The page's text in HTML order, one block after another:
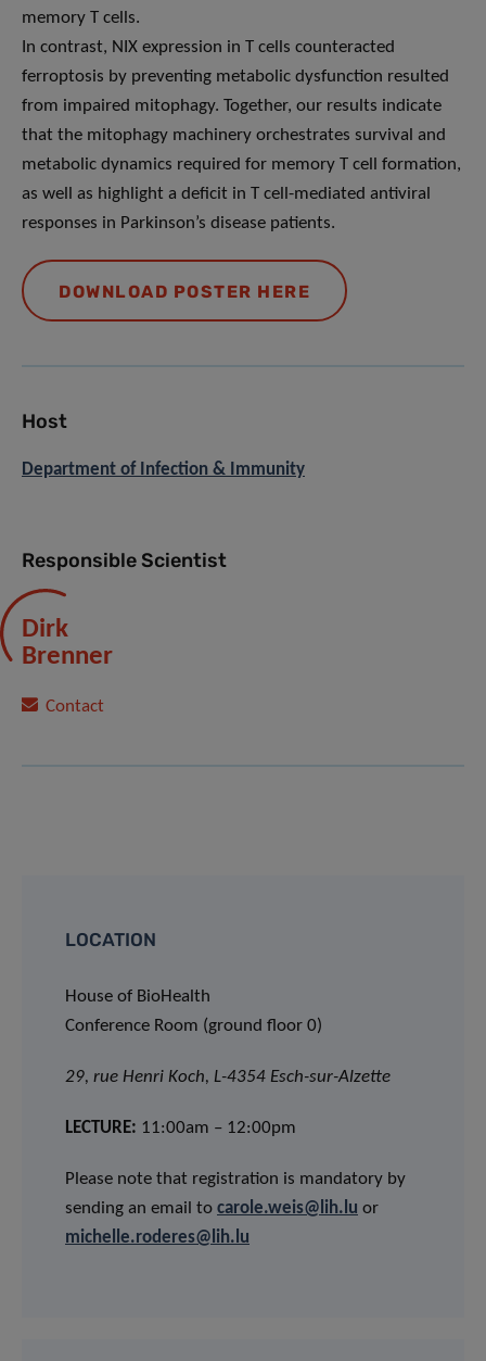
memory T cells.
In contrast, NIX expression in T cells counteracted
ferroptosis by preventing metabolic dysfunction resulted
from impaired mitophagy. Together, our results indicate
that the mitophagy machinery orchestrates survival and
metabolic dynamics required for memory T cell formation,
as well as highlight a deficit in T cell-mediated antiviral
responses in Parkinson’s disease patients.
DOWNLOAD POSTER HERE
Host
Department of Infection & Immunity
Responsible Scientist
Dirk
Brenner
Contact
LOCATION
House of BioHealth
Conference Room (ground floor 0)
29, rue Henri Koch, L-4354 Esch-sur-Alzette
LECTURE: 11:00am – 12:00pm
Please note that registration is mandatory by
sending an email to carole.weis@lih.lu or
michelle.roderes@lih.lu